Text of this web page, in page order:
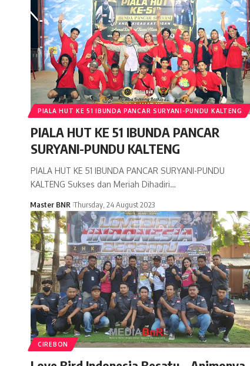
PIALA HUT KE 51 IBUNDA PANCAR SURYANI-PUNDU KALTENG
PIALA HUT KE 51 IBUNDA PANCAR
SURYANI-PUNDU KALTENG
PIALA HUT KE 51 IBUNDA PANCAR SURYANI-PUNDU
KALTENG Sukses dan Meriah Dihadiri…
Master BNR Thursday, 24 August 2023
CIREBON